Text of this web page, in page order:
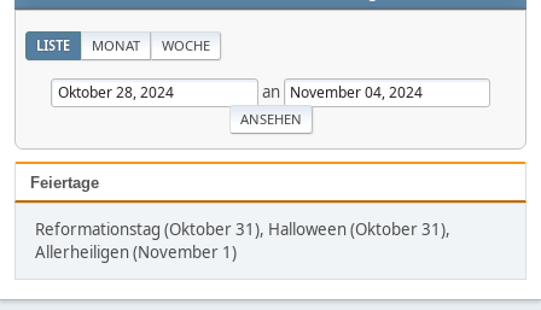
LISTE MONAT WOCHE
an
Feiertage
Reformationstag (Oktober 31), Halloween (Oktober 31),
Allerheiligen (November 1)